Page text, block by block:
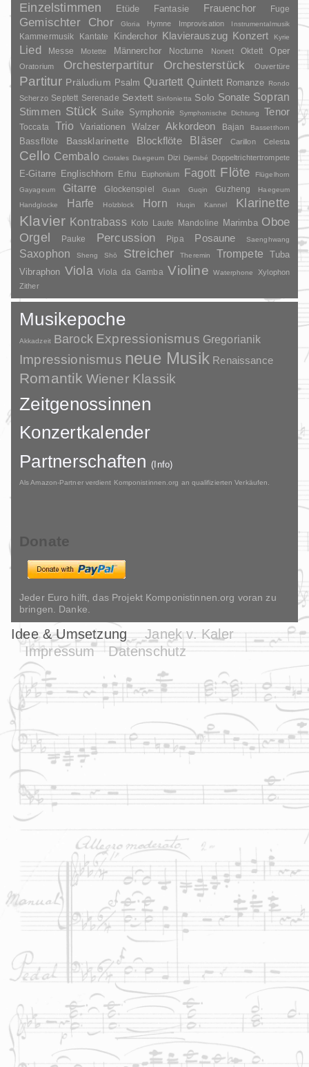
Einzelstimmen
Etüde Fantasie Frauenchor Fuge
Gemischter Chor Gloria Hymne Improvisation Instrumentalmusik
Kammermusik Kantate Kinderchor Klavierauszug Konzert Kyrie
Lied Messe Motette Männerchor Nocturne Nonett Oktett Oper
Oratorium Orchesterpartitur Orchesterstück Ouvertüre
Partitur Präludium Psalm Quartett Quintett Romanze Rondo
Scherzo Septett Serenade Sextett Sinfonietta Solo Sonate Sopran
Stimmen Stück Suite Symphonie Symphonische Dichtung Tenor
Toccata Trio Variationen Walzer Akkordeon Bajan Bassetthorn
Bassflöte Bassklarinette Blockflöte Bläser Carillon Celesta
Cello Cembalo Crotales Daegeum Dizi Djembé Doppeltrichtertrompete
E-Gitarre Englischhorn Erhu Euphonium Fagott Flöte
Flügelhorn
Gayageum
Gitarre Glockenspiel Guan Guqin Guzheng
Haegeum
Handglocke
Harfe Holzblock Horn Huqin Kannel Klarinette
Klavier Kontrabass Koto Laute Mandoline Marimba Oboe
Orgel Pauke Percussion Pipa Posaune Saenghwang
Saxophon Sheng Shō Streicher Theremin Trompete
Tuba
Vibraphon Viola Viola da Gamba Violine Waterphone
Xylophon
Zither
Musikepoche
Akkadzeit Barock Expressionismus Gregorianik
Impressionismus neue Musik Renaissance
Romantik Wiener Klassik
Zeitgenossinnen
Konzertkalender
Partnerschaften(Info)
Als Amazon-Partner verdient Komponistinnen.org an qualifizierten Verkäufen.
Donate
Jeder Euro hilft, das Projekt Komponistinnen.org voran zu
bringen. Danke.
Idee & Umsetzung
Janek v. Kaler
Impressum
Datenschutz